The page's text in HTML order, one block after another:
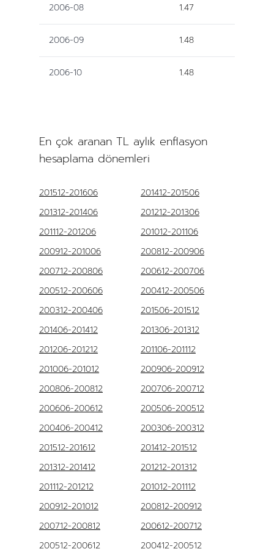
2006-08 1.47
2006-09 1.48
2006-10 1.48
En çok aranan TL aylık enflasyon
hesaplama dönemleri
201512-201606
201412-201506
201312-201406
201212-201306
201112-201206
201012-201106
200912-201006
200812-200906
200712-200806
200612-200706
200512-200606
200412-200506
200312-200406
201506-201512
201406-201412
201306-201312
201206-201212
201106-201112
201006-201012
200906-200912
200806-200812
200706-200712
200606-200612
200506-200512
200406-200412
200306-200312
201512-201612
201412-201512
201312-201412
201212-201312
201112-201212
201012-201112
200912-201012
200812-200912
200712-200812
200612-200712
200512-200612
200412-200512